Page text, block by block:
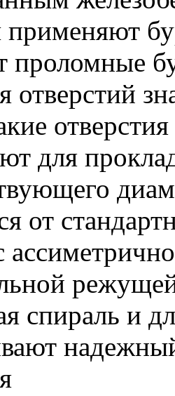
проломные
отверстий
для
от
спираль и